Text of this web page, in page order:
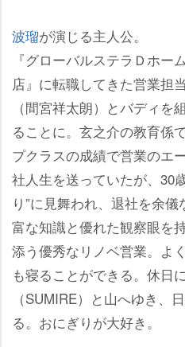
波瑠が演じる主人公。
『グローバルステラＤホー
店』に転職してきた営業担
（間宮祥太朗）とバディを
ることに。玄之介の教育係
プクラスの成績で営業のエ
社人生を送っていたが、30
り”に見舞われ、退社を余
富な知識と優れた観察眼を
添う優秀なリノベ営業。よ
も寝ることができる。休日
（SUMIRE）と山へゆき、
る。おにぎりが大好き。